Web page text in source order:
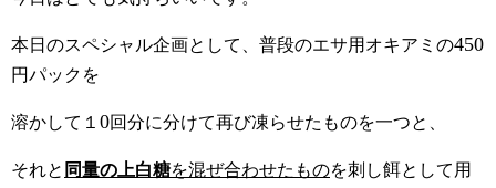
本日のスペシャル企画として、普段のエサ用オキアミの450
円パックを
溶かして１ 0回分に分けて再び凍らせたものを一つと、
それと 同量の上白糖を混ぜ合わせたものを刺し餌として用